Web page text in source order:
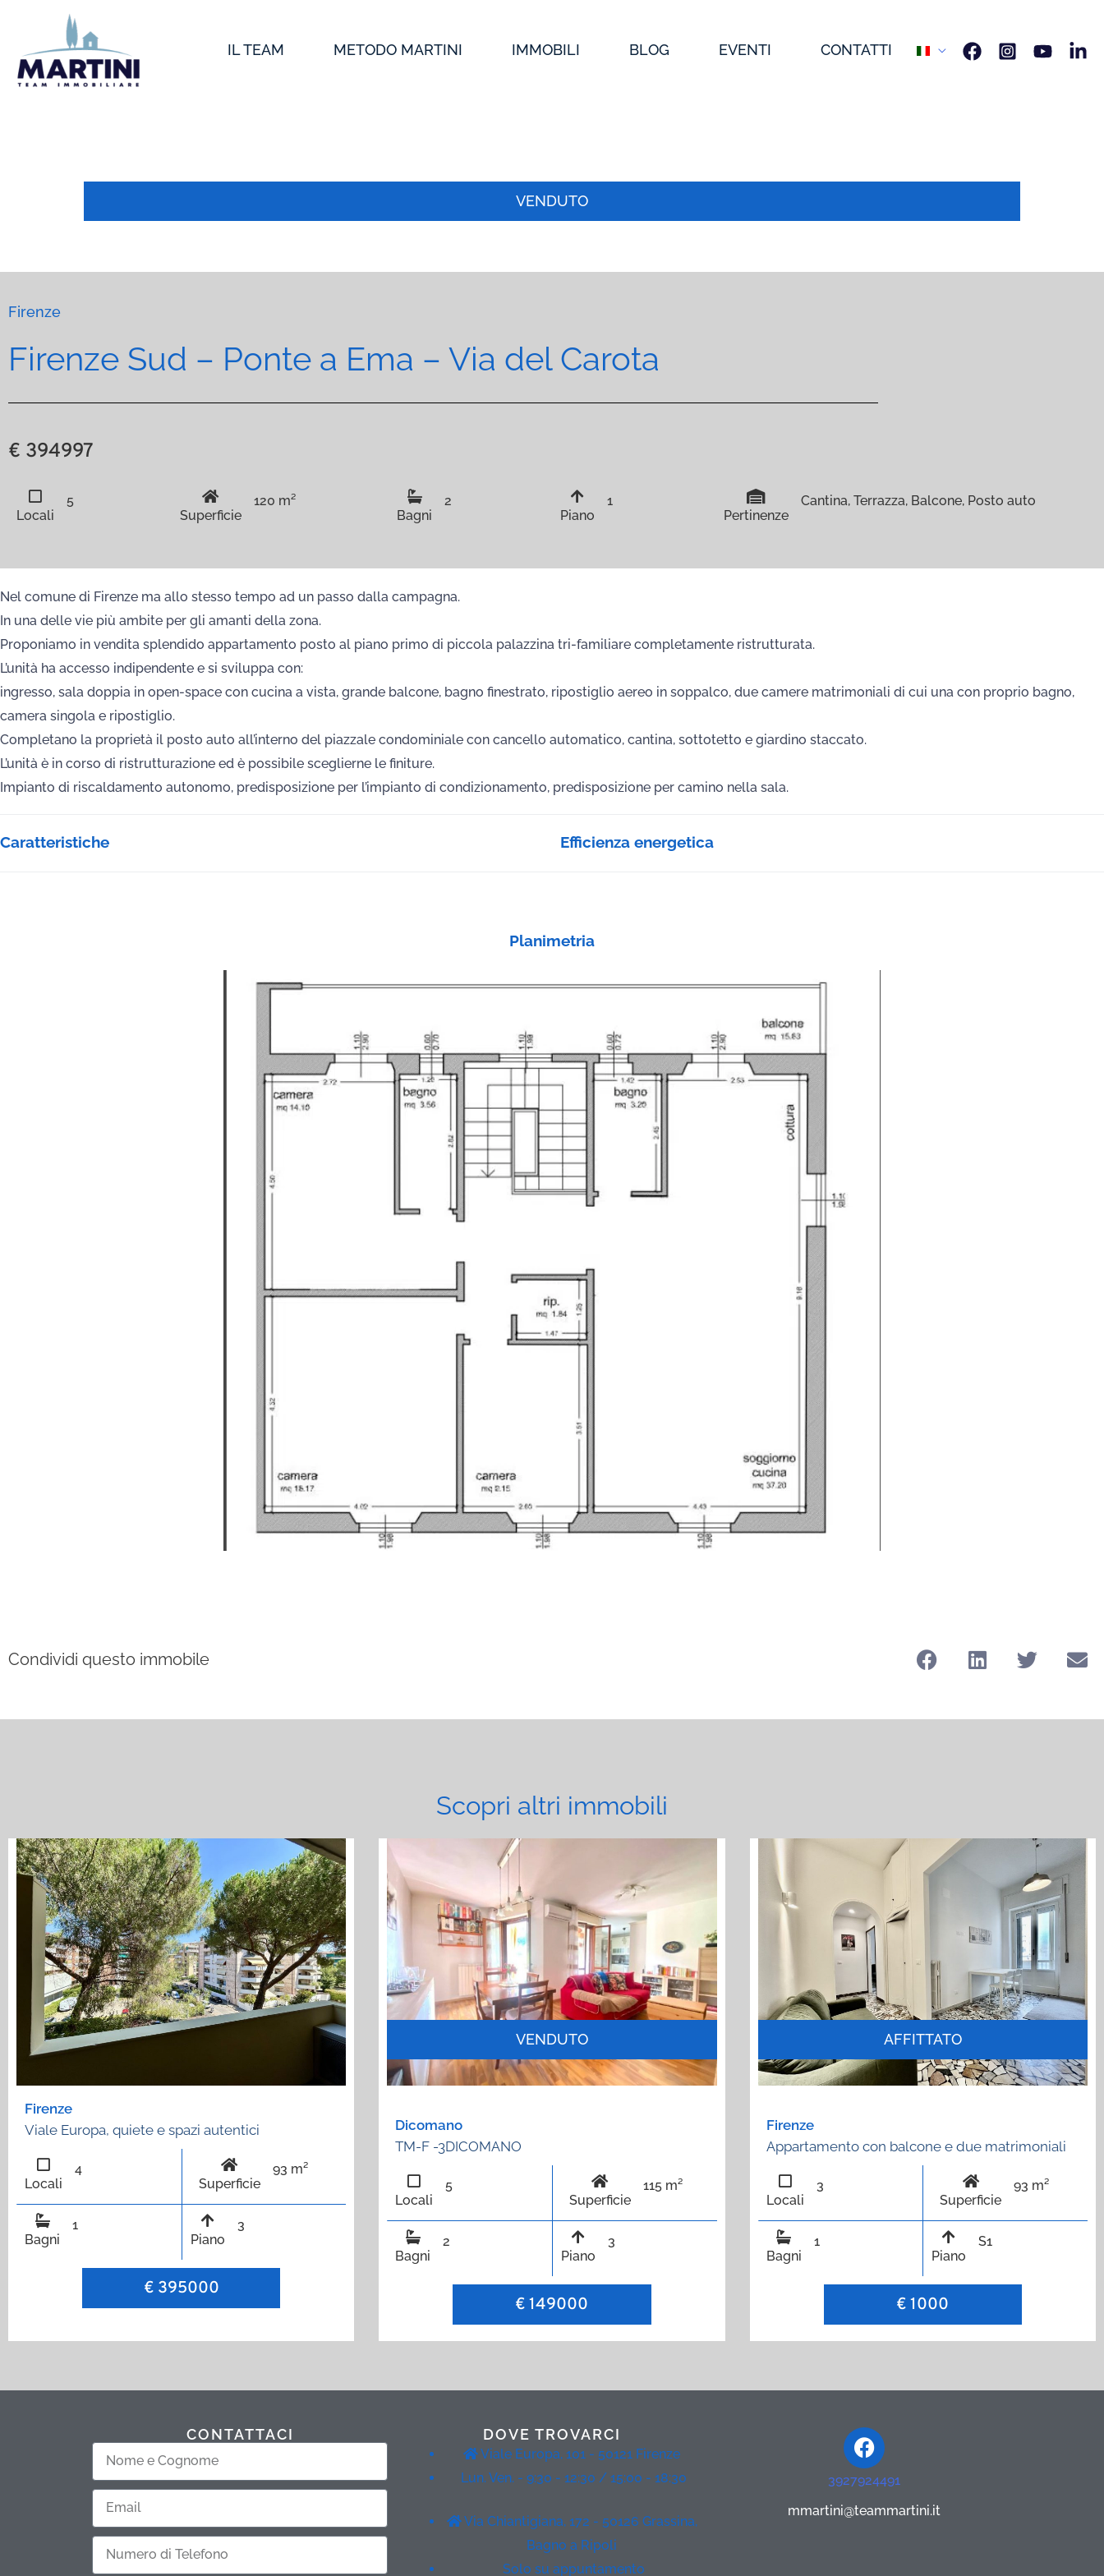
contenuto
IL TEAM METODO MARTINI IMMOBILI BLOG EVENTI CONTATTI
VENDUTO
Firenze
Firenze Sud – Ponte a Ema – Via del Carota
€ 394997
Locali
5
Superficie
120 m²
Bagni
2
Piano
1
Pertinenze
Cantina, Terrazza, Balcone, Posto auto
Nel comune di Firenze ma allo stesso tempo ad un passo dalla campagna.
In una delle vie più ambite per gli amanti della zona.
Proponiamo in vendita splendido appartamento posto al piano primo di piccola palazzina tri-familiare completamente ristrutturata.
L’unità ha accesso indipendente e si sviluppa con:
ingresso, sala doppia in open-space con cucina a vista, grande balcone, bagno finestrato, ripostiglio aereo in soppalco, due camere matrimoniali di cui una con proprio bagno,
camera singola e ripostiglio.
Completano la proprietà il posto auto all’interno del piazzale condominiale con cancello automatico, cantina, sottotetto e giardino staccato.
L’unità è in corso di ristrutturazione ed è possibile sceglierne le finiture.
Impianto di riscaldamento autonomo, predisposizione per l’impianto di condizionamento, predisposizione per camino nella sala.
Caratteristiche Efficienza energetica
Planimetria
Condividi questo immobile
Scopri altri immobili
Firenze
Viale Europa, quiete e spazi autentici
Locali
4
Superficie
93 m²
Bagni
1
Piano
3
€ 395000
VENDUTO
Dicomano
TM-F -3DICOMANO
Locali
5
Superficie
115 m²
Bagni
2
Piano
3
€ 149000
AFFITTATO
Firenze
Appartamento con balcone e due matrimoniali
Locali
3
Superficie
93 m²
Bagni
1
Piano
S1
€ 1000
CONTATTACI
Nome
e
Cognome
Email
Telefono
DOVE TROVARCI
Viale Europa, 101 - 50121 Firenze
Lun. Ven. - 9:30 - 12:30 / 15:00 - 18:30
Via Chiantigiana, 172 - 50126 Grassina,
Bagno a Ripoli
Solo su appuntamento
Facebook
3927924491
mmartini@teammartini.it